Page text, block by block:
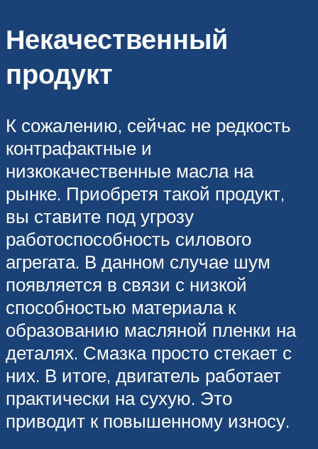
Некачественный
продукт
К сожалению, сейчас не редкость
контрафактные и
низкокачественные масла на
рынке. Приобретя такой продукт,
вы ставите под угрозу
работоспособность силового
агрегата. В данном случае шум
появляется в связи с низкой
способностью материала к
образованию масляной пленки на
деталях. Смазка просто стекает с
них. В итоге, двигатель работает
практически на сухую. Это
приводит к повышенному износу.